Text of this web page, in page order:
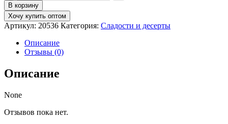
товара
Пряники
Загадочные
кольца/2,5кг
В корзину
Хочу купить оптом
Артикул: 20536 Категория: Сладости и десерты
Описание
Отзывы (0)
Описание
None
Отзывов пока нет.